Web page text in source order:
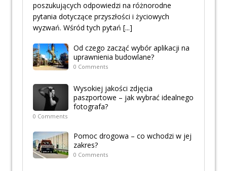
poszukujących odpowiedzi na różnorodne
pytania dotyczące przyszłości i życiowych
wyzwań. Wśród tych pytań [...]
Od czego zacząć wybór aplikacji na
uprawnienia budowlane?
0 Comments
Wysokiej jakości zdjęcia
paszportowe – jak wybrać idealnego
fotografa?
0 Comments
Pomoc drogowa – co wchodzi w jej
zakres?
0 Comments